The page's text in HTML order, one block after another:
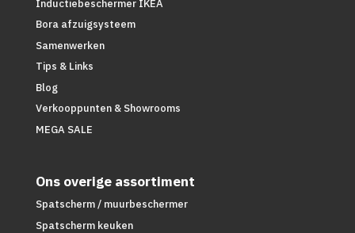
Inductiebeschermer IKEA
Bora afzuigsysteem
Samenwerken
Tips & Links
Blog
Verkooppunten & Showrooms
MEGA SALE
Ons overige assortiment
Spatscherm / muurbeschermer
Spatscherm keuken